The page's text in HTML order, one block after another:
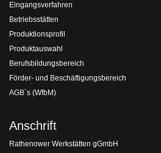
Eingangsverfahren
Betriebsstätten
Produktionsprofil
Produktauswahl
Berufsbildungsbereich
Förder- und Beschäftigungsbereich
AGB´s (WfbM)
Anschrift
Rathenower Werkstätten gGmbH